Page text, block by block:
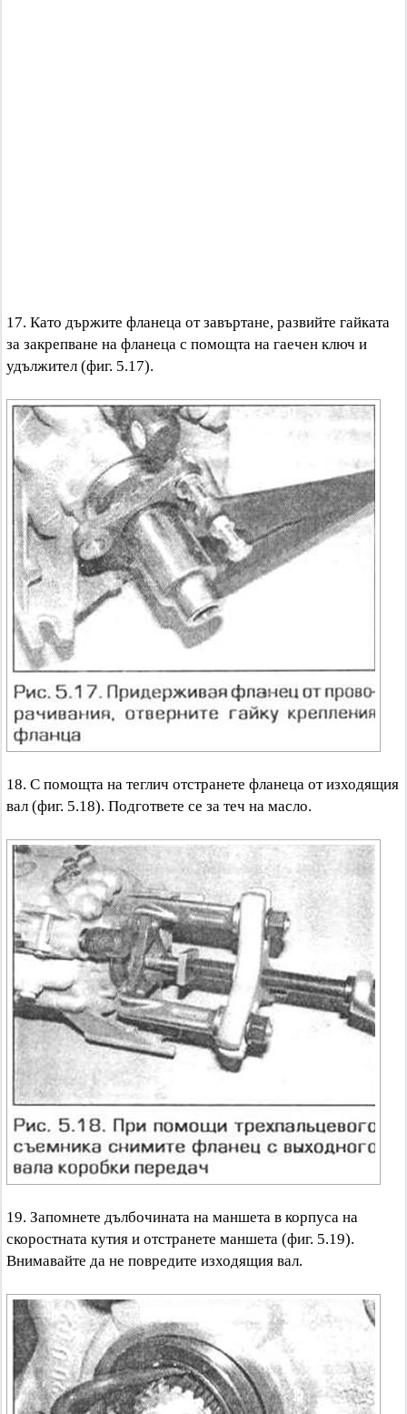
17. Като държите фланеца от завъртане, развийте гайката
за закрепване на фланеца с помощта на гаечен ключ и
удължител (фиг. 5.17).
18. С помощта на теглич отстранете фланеца от изходящия
вал (фиг. 5.18). Подгответе се за теч на масло.
19. Запомнете дълбочината на маншета в корпуса на
скоростната кутия и отстранете маншета (фиг. 5.19).
Внимавайте да не повредите изходящия вал.